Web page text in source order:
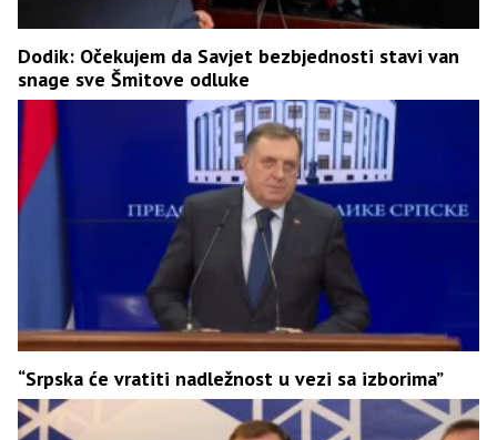
Dodik: Očekujem da Savjet bezbjednosti stavi van
snage sve Šmitove odluke
“Srpska će vratiti nadležnost u vezi sa izborima”